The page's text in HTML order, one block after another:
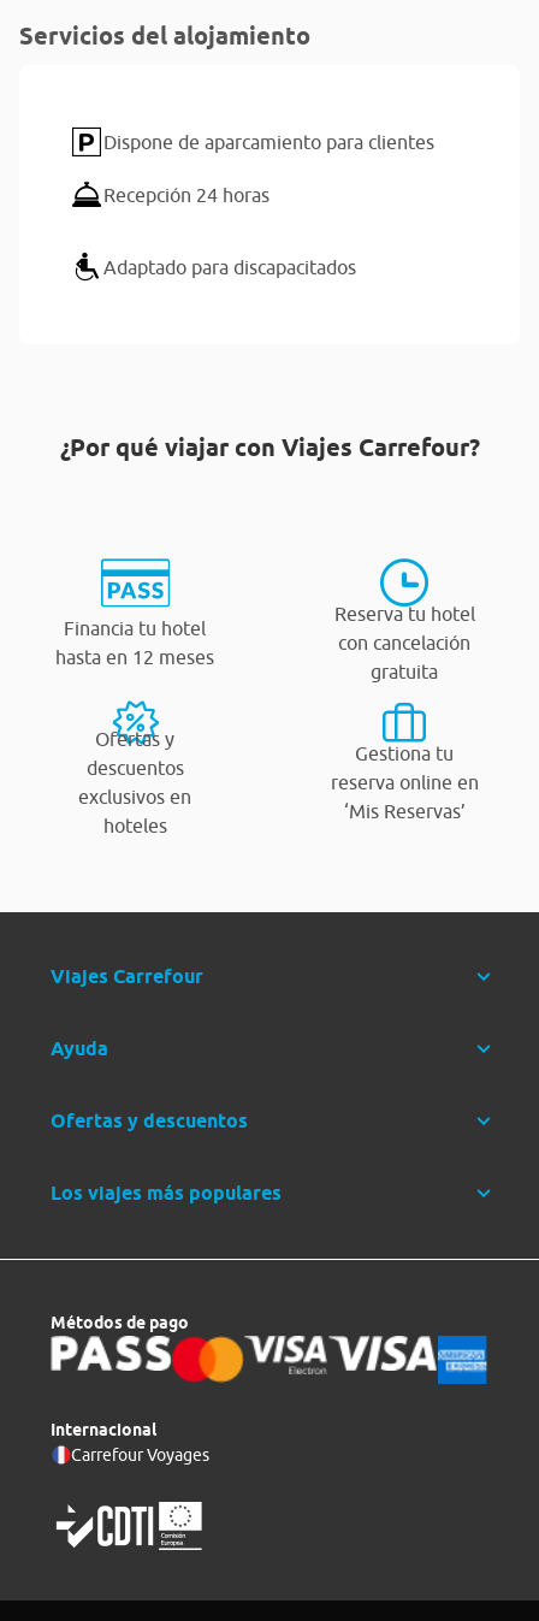
Servicios del alojamiento
Dispone de aparcamiento para clientes
Recepción 24 horas
Adaptado para discapacitados
¿Por qué viajar con Viajes Carrefour?
Financia tu hotel
hasta en 12 meses
Reserva tu hotel
con cancelación
gratuita
Ofertas y
descuentos
exclusivos en
hoteles
Gestiona tu
reserva online en
‘Mis Reservas’
Viajes Carrefour
Ayuda
Ofertas y descuentos
Los viajes más populares
Métodos de pago
Internacional
Carrefour Voyages